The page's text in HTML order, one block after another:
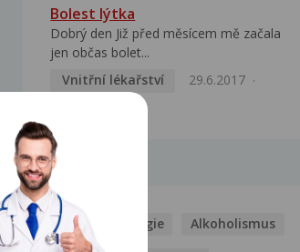
Bolest lýtka
Dobrý den Již před měsícem mě začala
jen občas bolet...
Vnitřní lékařství
29.6.2017
NEMOCI
Kašel Alergie Alkoholismus